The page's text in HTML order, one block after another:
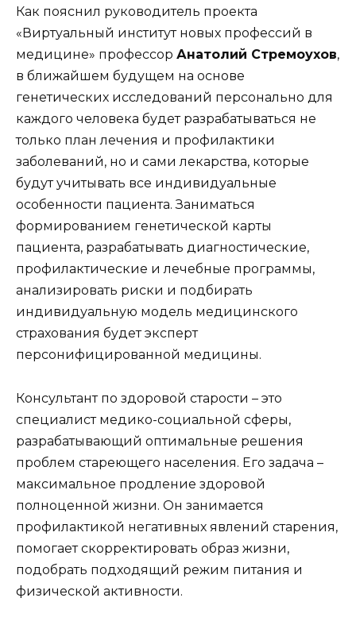
Как пояснил руководитель проекта
«Виртуальный институт новых профессий в
медицине» профессор Анатолий Стремоухов,
в ближайшем будущем на основе
генетических исследований персонально для
каждого человека будет разрабатываться не
только план лечения и профилактики
заболеваний, но и сами лекарства, которые
будут учитывать все индивидуальные
особенности пациента. Заниматься
формированием генетической карты
пациента, разрабатывать диагностические,
профилактические и лечебные программы,
анализировать риски и подбирать
индивидуальную модель медицинского
страхования будет эксперт
персонифицированной медицины.
Консультант по здоровой старости – это
специалист медико-социальной сферы,
разрабатывающий оптимальные решения
проблем стареющего населения. Его задача –
максимальное продление здоровой
полноценной жизни. Он занимается
профилактикой негативных явлений старения,
помогает скорректировать образ жизни,
подобрать подходящий режим питания и
физической активности.